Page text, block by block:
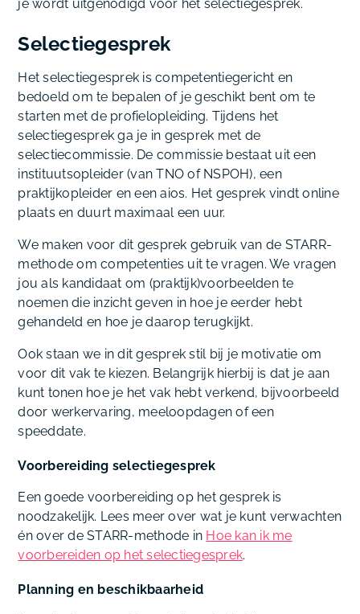
je wordt uitgenodigd voor het selectiegesprek.
Selectiegesprek
Het selectiegesprek is competentiegericht en
bedoeld om te bepalen of je geschikt bent om te
starten met de profielopleiding. Tijdens het
selectiegesprek ga je in gesprek met de
selectiecommissie. De commissie bestaat uit een
instituutsopleider (van TNO of NSPOH), een
praktijkopleider en een aios. Het gesprek vindt online
plaats en duurt maximaal een uur.
We maken voor dit gesprek gebruik van de STARR-
methode om competenties uit te vragen. We vragen
jou als kandidaat om (praktijk)voorbeelden te
noemen die inzicht geven in hoe je eerder hebt
gehandeld en hoe je daarop terugkijkt.
Ook staan we in dit gesprek stil bij je motivatie om
voor dit vak te kiezen. Belangrijk hierbij is dat je aan
kunt tonen hoe je het vak hebt verkend, bijvoorbeeld
door werkervaring, meeloopdagen of een
speeddate.
Voorbereiding selectiegesprek
Een goede voorbereiding op het gesprek is
noodzakelijk. Lees meer over wat je kunt verwachten
én over de STARR‑methode in Hoe kan ik me
voorbereiden op het selectiegesprek.
Planning en beschikbaarheid